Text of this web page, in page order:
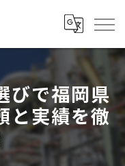
びで福岡県
と実績を徹